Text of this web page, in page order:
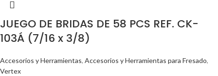
JUEGO DE BRIDAS DE 58 PCS REF. CK-
103Á (7/16 x 3/8)
Accesorios y Herramientas, Accesorios y Herramientas para Fresado,
Vertex